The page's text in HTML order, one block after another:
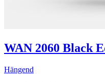
WAN 2060 Black
Hängend